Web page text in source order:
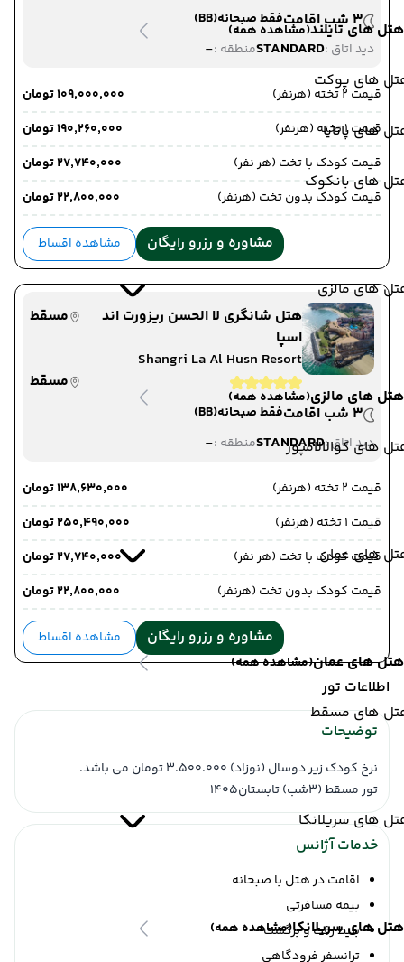
هتل های تایلند(مشاهده همه)
های پوکت
های پاتایا
های بانکوک
های مالزی
هتل های مالزی(مشاهده همه)
های کوالالامپور
های عمان
هتل های عمان(مشاهده همه)
های مسقط
های سریلانکا
هتل های سریلانکا(مشاهده همه)
3 شب اقامت
فقط صبحانه(BB)
دید اتاق :STANDARDمنطقه :-
قیمت 2 تخته (هرنفر)
۱۰۹٬۰۰۰٬۰۰۰ تومان
قیمت 1 تخته (هرنفر)
۱۹۰٬۲۶۰٬۰۰۰ تومان
قیمت کودک با تخت (هر نفر)
۲۷٬۷۴۰٬۰۰۰ تومان
قیمت کودک بدون تخت (هرنفر)
۲۲٬۸۰۰٬۰۰۰ تومان
مشاوره و رزرو رایگان مشاهده اقساط
هتل شانگری لا الحسن ریزورت اند
اسپا
مسقط
Shangri La Al Husn Resort
مسقط
3 شب اقامت
فقط صبحانه(BB)
دید اتاق :STANDARDمنطقه :-
قیمت 2 تخته (هرنفر)
۱۳۸٬۶۳۰٬۰۰۰ تومان
قیمت 1 تخته (هرنفر)
۲۵۰٬۴۹۰٬۰۰۰ تومان
قیمت کودک با تخت (هر نفر)
۲۷٬۷۴۰٬۰۰۰ تومان
قیمت کودک بدون تخت (هرنفر)
۲۲٬۸۰۰٬۰۰۰ تومان
مشاوره و رزرو رایگان مشاهده اقساط
اطلاعات تور
توضیحات
نرخ کودک زیر دوسال (نوزاد) 3.500.000 تومان می باشد.
تور مسقط (3شب) تابستان1405
خدمات آژانس
اقامت در هتل با صبحانه
بیمه مسافرتی
بلیط رفت و برگشت
ترانسفر فرودگاهی